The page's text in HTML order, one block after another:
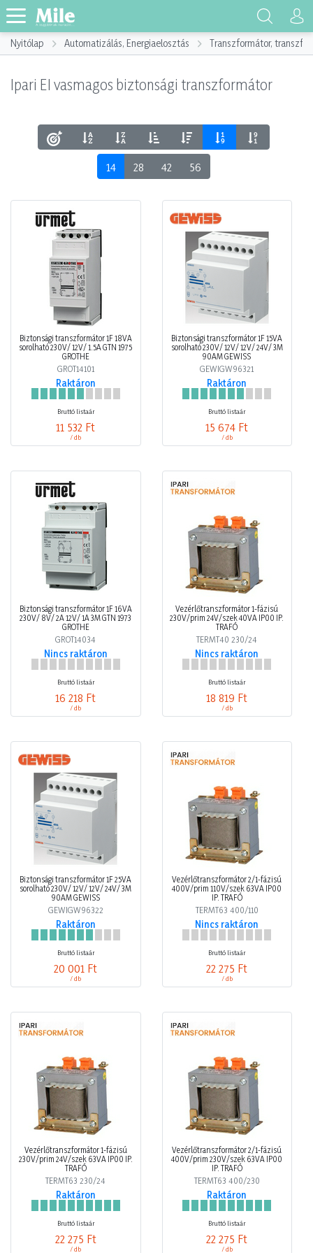
Nyitólap Automatizálás, Energiaelosztás Transzformátor,
Ipari EI vasmagos biztonsági transzformátor
14 28 42 56
Biztonsági transzformátor 1F 18VA
sorolható 230V/ 12V/ 1.5A GTN 1975
GROTHE
GROT14101
Raktáron
Bruttó listaár
11 532 Ft
/ db
Biztonsági transzformátor 1F 15VA
sorolható 230V/ 12V/ 12V/ 24V/ 3M
90AM GEWISS
GEWIGW96321
Raktáron
Bruttó listaár
15 674 Ft
/ db
Biztonsági transzformátor 1F 16VA
230V/ 8V/ 2A 12V/ 1A 3M GTN 1973
GROTHE
GROT14034
Nincs raktáron
Bruttó listaár
16 218 Ft
/ db
Vezérlőtranszformátor 1-fázisú
230V/prim 24V/szek 40VA IP00 IP.
TRAFÓ
TERMT40 230/24
Nincs raktáron
Bruttó listaár
18 819 Ft
/ db
Biztonsági transzformátor 1F 25VA
sorolható 230V/ 12V/ 12V/ 24V/ 3M
90AM GEWISS
GEWIGW96322
Raktáron
Bruttó listaár
20 001 Ft
/ db
Vezérlőtranszformátor 2/1-fázisú
400V/prim 110V/szek 63VA IP00
IP. TRAFÓ
TERMT63 400/110
Nincs raktáron
Bruttó listaár
22 275 Ft
/ db
Vezérlőtranszformátor 1-fázisú
230V/prim 24V/szek 63VA IP00 IP.
TRAFÓ
TERMT63 230/24
Raktáron
Bruttó listaár
22 275 Ft
/ db
Vezérlőtranszformátor 2/1-fázisú
400V/prim 230V/szek 63VA IP00
IP. TRAFÓ
TERMT63 400/230
Raktáron
Bruttó listaár
22 275 Ft
/ db